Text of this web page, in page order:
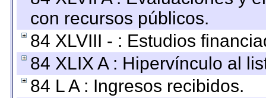
con recursos públicos.
84 XLVIII - : Estudios
84 XLIX A : Hipervínculo al
84 L A : Ingresos recibidos.